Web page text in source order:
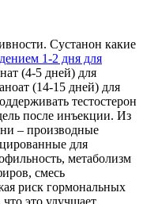
Сустанон какие
1-2 дня для
(4-5 дней) для
(14-15 дней) для
тестостерон
после инъекции. Из
– производные
для
метаболизм
смесь
риск гормональных
это улучшает